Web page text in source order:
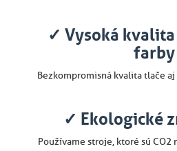
✓ Vysoká
farby
Bezkompromisná kvalita tlače
✓ Ekologické
Používame stroje, ktoré sú CO2